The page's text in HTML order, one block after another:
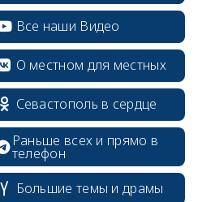
Все наши Видео
О местном для местных
Севастополь в сердце
Раньше всех и прямо в
телефон
Большие темы и драмы
erid: 2SDnjcrDNw6